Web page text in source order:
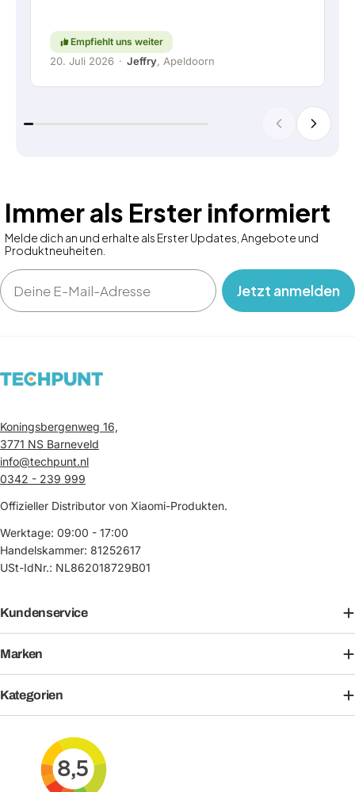
großgeschrieben werden. Weiter so!
Empfiehlt uns weiter
20. Juli 2026 · Jeffry, Apeldoorn
Immer als Erster informiert
Melde dich an und erhalte als Erster Updates, Angebote und
Produktneuheiten.
Email
‎ ‎ ‎ Jetzt anmelden‎ ‎ ‎ ‎
Koningsbergenweg 16,
3771 NS Barneveld
info@techpunt.nl
0342 - 239 999
Offizieller Distributor von Xiaomi-Produkten.
Werktage: 09:00 - 17:00
Handelskammer: 81252617
USt-IdNr.: NL862018729B01
Kundenservice
Marken
Kategorien